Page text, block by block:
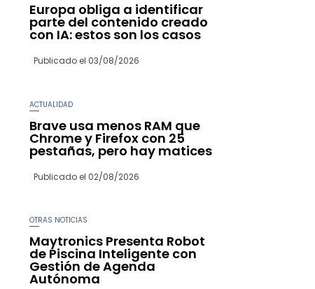
Europa obliga a identificar
parte del contenido creado
con IA: estos son los casos
Publicado el 03/08/2026
ACTUALIDAD
Brave usa menos RAM que
Chrome y Firefox con 25
pestañas, pero hay matices
Publicado el 02/08/2026
OTRAS NOTICIAS
Maytronics Presenta Robot
de Piscina Inteligente con
Gestión de Agenda
Autónoma